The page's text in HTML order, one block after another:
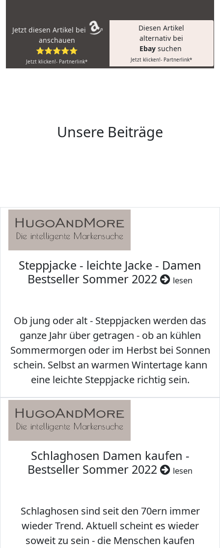
Jetzt diesen Artikel bei
anschauen
⭐⭐⭐⭐⭐
Jetzt klicken!- Partnerlink*
Diesen Artikel
alternativ bei
Ebay suchen
Jetzt klicken!- Partnerlink*
Unsere Beiträge
Steppjacke - leichte Jacke - Damen
Bestseller Sommer 2022
lesen
Ob jung oder alt - Steppjacken werden das
ganze Jahr über getragen - ob an kühlen
Sommermorgen oder im Herbst bei Sonnen
schein. Selbst an warmen Wintertage kann
eine leichte Steppjacke richtig sein.
Schlaghosen Damen kaufen -
Bestseller Sommer 2022
lesen
Schlaghosen sind seit den 70ern immer
wieder Trend. Aktuell scheint es wieder
soweit zu sein - die Menschen kaufen